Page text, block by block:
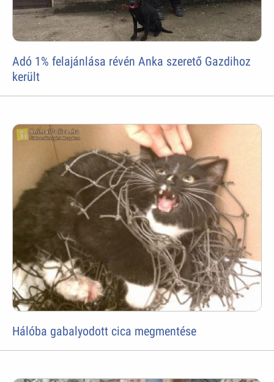
Adó 1% felajánlása révén Anka szerető Gazdihoz
került
Hálóba gabalyodott cica megmentése